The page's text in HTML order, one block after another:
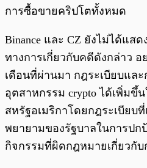
การซื้อขายคริปโตทั้งหมด
Binance และ CZ ยังไม่ได้แส
ทางการเกี่ยวกับคดีดังกล่าว อ
เดือนที่ผ่านมา กฎระเบียบแล
อุตสาหกรรม crypto ได้เพิ่มขึ้
สหรัฐอเมริกาโดยกฎระเบียบ
พยายามของรัฐบาลในการป
กิจกรรมที่ผิดกฎหมายเกี่ยวกั